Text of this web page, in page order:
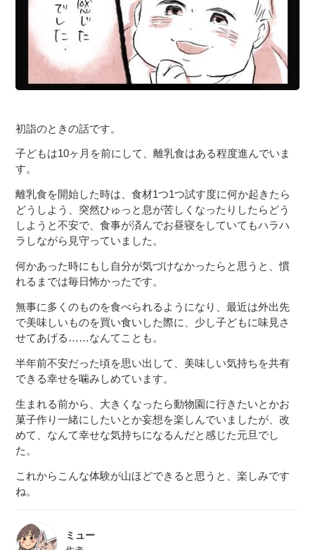
初詣のときの話です。
子どもは10ヶ月を前にして、離乳食はある程度進んでいま
す。
離乳食を開始した時は、食材1つ1つ試す度に何か起きたら
どうしよう、突然ひゅっと息が苦しくなったりしたらどう
しようと不安で、食事が済んでお昼寝をしていてもハラハ
ラしながら見守っていました。
何かあった時にもし自分が気づけなかったらと思うと、慣
れるまでは毎日怖かったです。
無事に多くのものを食べられるようになり、最近は外出先
で美味しいものを買い食いした際に、少し子どもに味見さ
せてあげる……なんてことも。
半年前不安だった頃を思い出して、美味しい気持ちを共有
できる幸せを噛みしめています。
生まれる前から、大きくなったら動物園に行きたいとかお
菓子作り一緒にしたいとか妄想を楽しんでいましたが、改
めて、なんて幸せな気持ちになるんだと感じた元旦でし
た。
これからこんな体験が山ほどできると思うと、楽しみです
ね。
ミュー